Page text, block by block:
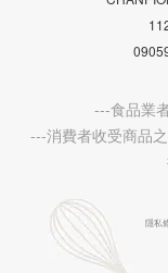
---食品業
---消費者收受商品
隱私條